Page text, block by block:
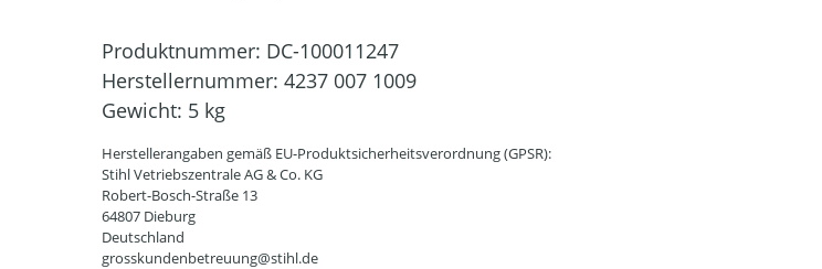
Produktnummer: DC-100011247
Herstellernummer: 4237 007 1009
Gewicht: 5 kg
Herstellerangaben gemäß EU-Produktsicherheitsverordnung (GPSR):
Stihl Vetriebszentrale AG & Co. KG
Robert-Bosch-Straße 13
64807 Dieburg
Deutschland
grosskundenbetreuung@stihl.de